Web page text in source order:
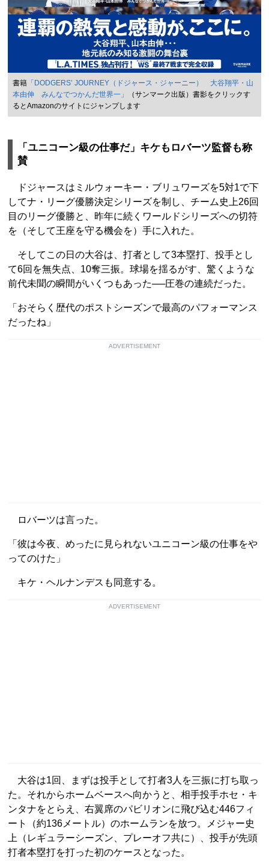
書籍 「DODGERS’ JOURNEY（ドジャース・ジャーニー） 大谷翔平・山
本由伸 みんなでつかんだ世界一」
（サンマーク出版）書影をクリックす
るとAmazonのサイトにジャンプします
「ユニコーン級の仕事だ」キケもロバーツ監督も称
賛
ドジャースはミルウォーキー・ブリュワーズを5対1で下
してナ・リーグ優勝決定シリーズを制し、チーム史上26回
目のリーグ優勝と、昨年に続くワールドシリーズへの切符
を（そして王座を守る機会を）手に入れた。
そしてこの日の大谷は、打者として3本塁打、投手とし
て6回を無失点、10奪三振。球場を揺るがす、驚くような
前代未聞の瞬間がいくつもあった──圧巻の連続だった。
「おそらく歴代のポストシーズンで最高のパフォーマンス
だったね」
ADVERTISEMENT
ロバーツは言った。
「彼は今夜、めったに見られないユニコーン級の仕事をや
ってのけた」
キケ・ヘルナンデスも同意する。
ADVERTISEMENT
大谷は1回、まずは投手として打者3人を三振に打ち取っ
た。それからホームベースへ向かうと、相手投手ホセ・キ
ンタナをとらえ、右翼席のパビリオンに飛び込む446フィ
ート（約136メートル）のホームランを放つ。メジャー史
上（レギュラーシーズン、プレーオフ共に）、投手が先頭
打者本塁打を打った初のケースとなった。